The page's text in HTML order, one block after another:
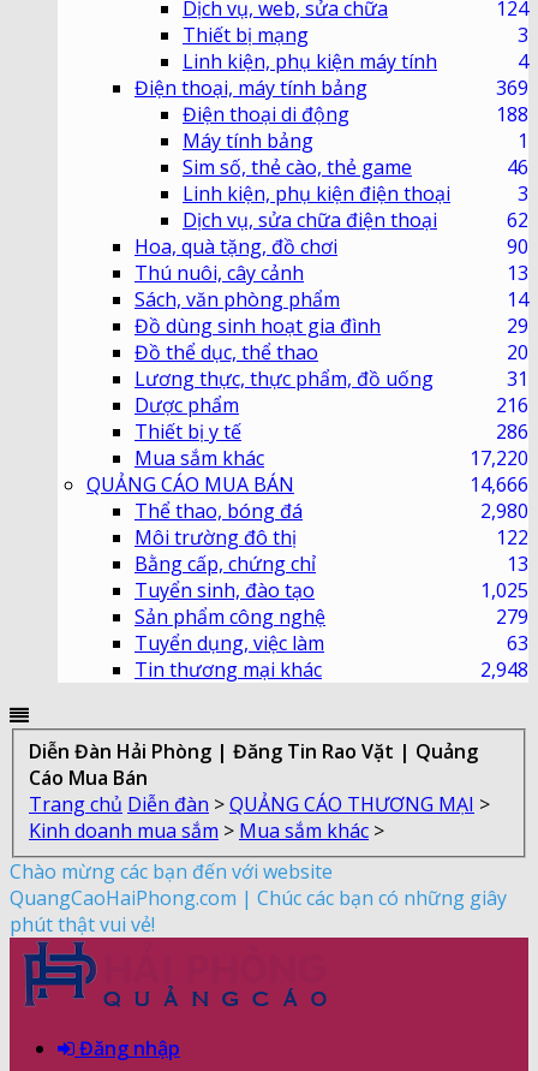
Dịch vụ, web, sửa chữa
124
Thiết bị mạng
3
Linh kiện, phụ kiện máy tính
4
Điện thoại, máy tính bảng
369
Điện thoại di động
188
Máy tính bảng
1
Sim số, thẻ cào, thẻ game
46
Linh kiện, phụ kiện điện thoại
3
Dịch vụ, sửa chữa điện thoại
62
Hoa, quà tặng, đồ chơi
90
Thú nuôi, cây cảnh
13
Sách, văn phòng phẩm
14
Đồ dùng sinh hoạt gia đình
29
Đồ thể dục, thể thao
20
Lương thực, thực phẩm, đồ uống
31
Dược phẩm
216
Thiết bị y tế
286
Mua sắm khác
17,220
QUẢNG CÁO MUA BÁN
14,666
Thể thao, bóng đá
2,980
Môi trường đô thị
122
Bằng cấp, chứng chỉ
13
Tuyển sinh, đào tạo
1,025
Sản phẩm công nghệ
279
Tuyển dụng, việc làm
63
Tin thương mại khác
2,948
Diễn Đàn Hải Phòng | Đăng Tin Rao Vặt | Quảng
Cáo Mua Bán
Trang chủ Diễn đàn >QUẢNG CÁO THƯƠNG MẠI >
Kinh doanh mua sắm > Mua sắm khác >
Chào mừng các bạn đến với website
QuangCaoHaiPhong.com | Chúc các bạn có những giây
phút thật vui vẻ!
Đăng nhập